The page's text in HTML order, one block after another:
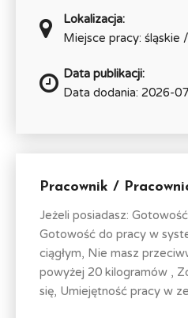
Lokalizacja:
Miejsce pracy: śląskie
Data publikacji:
Data dodania: 2026-
Pracownik /
Jeżeli posiadasz:
Gotowość do pracy w
ciągłym, Nie masz
powyżej 20 kilogramów ,
się, Umiejętność pracy w